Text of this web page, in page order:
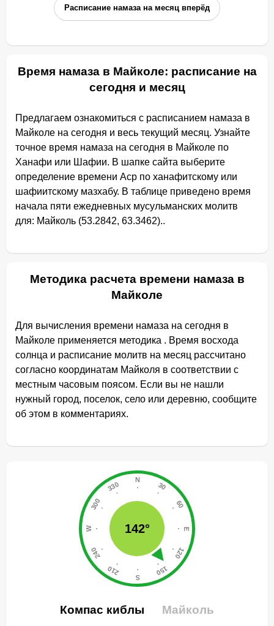
Расписание намаза на месяц вперёд
Время намаза в Майколе: расписание на
сегодня и месяц
Предлагаем ознакомиться с расписанием намаза в
Майколе на сегодня и весь текущий месяц. Узнайте
точное время намаза на сегодня в Майколе по
Ханафи или Шафии. В шапке сайта выберите
определение времени Аср по ханафитскому или
шафиитскому мазхабу. В таблице приведено время
начала пяти ежедневных мусульманских молитв
для: Майколь (53.2842, 63.3462)..
Методика расчета времени намаза в
Майколе
Для вычисления времени намаза на сегодня в
Майколе применяется методика . Время восхода
солнца и расписание молитв на месяц рассчитано
согласно координатам Майколя в соответствии с
местным часовым поясом. Если вы не нашли
нужный город, поселок, село или деревню, сообщите
об этом в комментариях.
142°
Компас киблы Майколь